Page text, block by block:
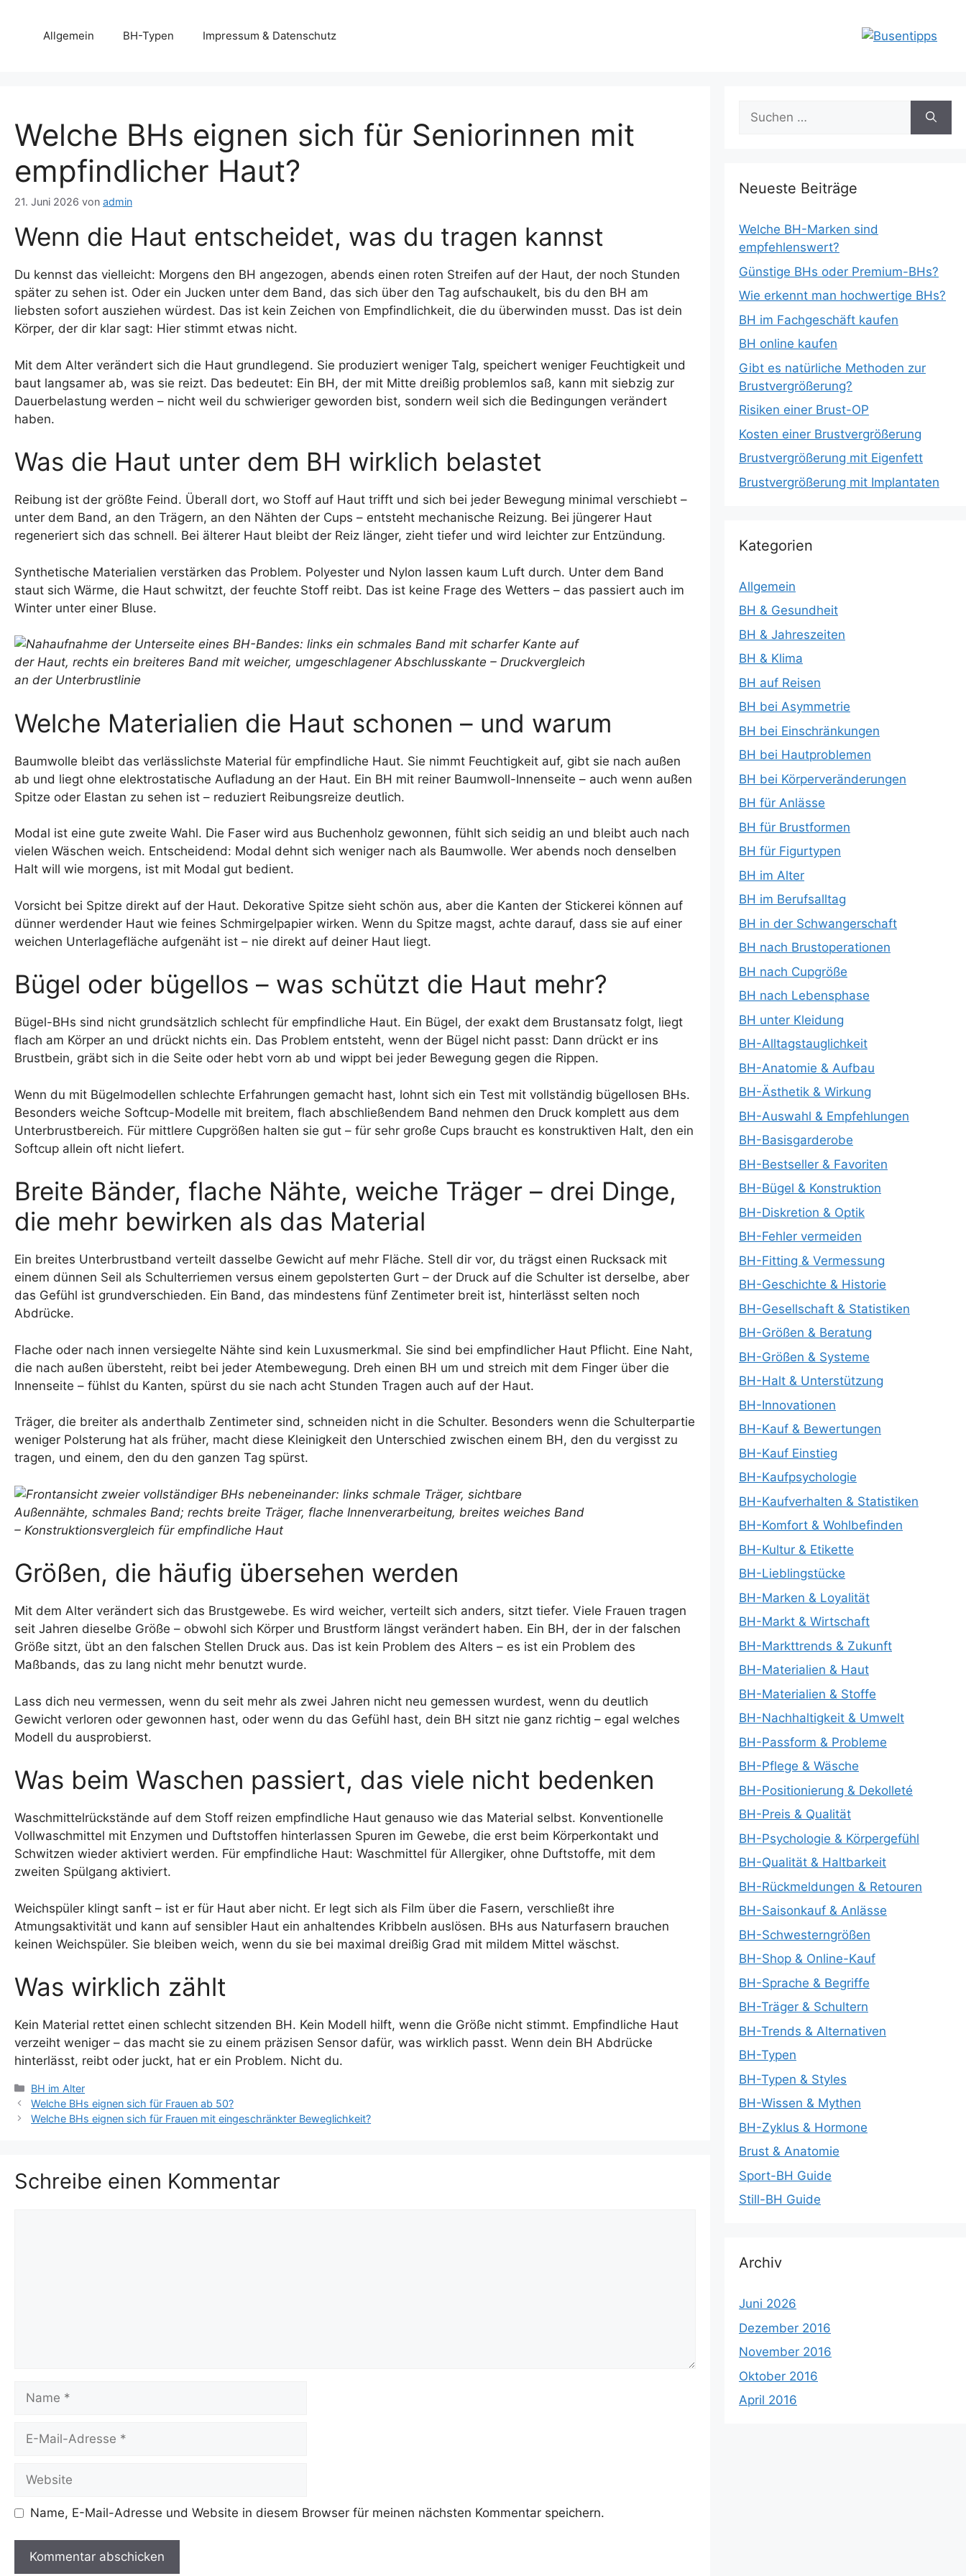
springen
Allgemein BH-Typen Impressum & Datenschutz
Welche BHs eignen sich für Seniorinnen mit
empfindlicher Haut?
21. Juni 2026 von admin
Wenn die Haut entscheidet, was du tragen kannst
Du kennst das vielleicht: Morgens den BH angezogen, abends einen roten Streifen auf der Haut, der noch Stunden
später zu sehen ist. Oder ein Jucken unter dem Band, das sich über den Tag aufschaukelt, bis du den BH am
liebsten sofort ausziehen würdest. Das ist kein Zeichen von Empfindlichkeit, die du überwinden musst. Das ist dein
Körper, der dir klar sagt: Hier stimmt etwas nicht.
Mit dem Alter verändert sich die Haut grundlegend. Sie produziert weniger Talg, speichert weniger Feuchtigkeit und
baut langsamer ab, was sie reizt. Das bedeutet: Ein BH, der mit Mitte dreißig problemlos saß, kann mit siebzig zur
Dauerbelastung werden – nicht weil du schwieriger geworden bist, sondern weil sich die Bedingungen verändert
haben.
Was die Haut unter dem BH wirklich belastet
Reibung ist der größte Feind. Überall dort, wo Stoff auf Haut trifft und sich bei jeder Bewegung minimal verschiebt –
unter dem Band, an den Trägern, an den Nähten der Cups – entsteht mechanische Reizung. Bei jüngerer Haut
regeneriert sich das schnell. Bei älterer Haut bleibt der Reiz länger, zieht tiefer und wird leichter zur Entzündung.
Synthetische Materialien verstärken das Problem. Polyester und Nylon lassen kaum Luft durch. Unter dem Band
staut sich Wärme, die Haut schwitzt, der feuchte Stoff reibt. Das ist keine Frage des Wetters – das passiert auch im
Winter unter einer Bluse.
Welche Materialien die Haut schonen – und warum
Baumwolle bleibt das verlässlichste Material für empfindliche Haut. Sie nimmt Feuchtigkeit auf, gibt sie nach außen
ab und liegt ohne elektrostatische Aufladung an der Haut. Ein BH mit reiner Baumwoll-Innenseite – auch wenn außen
Spitze oder Elastan zu sehen ist – reduziert Reibungsreize deutlich.
Modal ist eine gute zweite Wahl. Die Faser wird aus Buchenholz gewonnen, fühlt sich seidig an und bleibt auch nach
vielen Wäschen weich. Entscheidend: Modal dehnt sich weniger nach als Baumwolle. Wer abends noch denselben
Halt will wie morgens, ist mit Modal gut bedient.
Vorsicht bei Spitze direkt auf der Haut. Dekorative Spitze sieht schön aus, aber die Kanten der Stickerei können auf
dünner werdender Haut wie feines Schmirgelpapier wirken. Wenn du Spitze magst, achte darauf, dass sie auf einer
weichen Unterlagefläche aufgenäht ist – nie direkt auf deiner Haut liegt.
Bügel oder bügellos – was schützt die Haut mehr?
Bügel-BHs sind nicht grundsätzlich schlecht für empfindliche Haut. Ein Bügel, der exakt dem Brustansatz folgt, liegt
flach am Körper an und drückt nichts ein. Das Problem entsteht, wenn der Bügel nicht passt: Dann drückt er ins
Brustbein, gräbt sich in die Seite oder hebt vorn ab und wippt bei jeder Bewegung gegen die Rippen.
Wenn du mit Bügelmodellen schlechte Erfahrungen gemacht hast, lohnt sich ein Test mit vollständig bügellosen BHs.
Besonders weiche Softcup-Modelle mit breitem, flach abschließendem Band nehmen den Druck komplett aus dem
Unterbrustbereich. Für mittlere Cupgrößen halten sie gut – für sehr große Cups braucht es konstruktiven Halt, den ein
Softcup allein oft nicht liefert.
Breite Bänder, flache Nähte, weiche Träger – drei Dinge,
die mehr bewirken als das Material
Ein breites Unterbrustband verteilt dasselbe Gewicht auf mehr Fläche. Stell dir vor, du trägst einen Rucksack mit
einem dünnen Seil als Schulterriemen versus einem gepolsterten Gurt – der Druck auf die Schulter ist derselbe, aber
das Gefühl ist grundverschieden. Ein Band, das mindestens fünf Zentimeter breit ist, hinterlässt selten noch
Abdrücke.
Flache oder nach innen versiegelte Nähte sind kein Luxusmerkmal. Sie sind bei empfindlicher Haut Pflicht. Eine Naht,
die nach außen übersteht, reibt bei jeder Atembewegung. Dreh einen BH um und streich mit dem Finger über die
Innenseite – fühlst du Kanten, spürst du sie nach acht Stunden Tragen auch auf der Haut.
Träger, die breiter als anderthalb Zentimeter sind, schneiden nicht in die Schulter. Besonders wenn die Schulterpartie
weniger Polsterung hat als früher, macht diese Kleinigkeit den Unterschied zwischen einem BH, den du vergisst zu
tragen, und einem, den du den ganzen Tag spürst.
Größen, die häufig übersehen werden
Mit dem Alter verändert sich das Brustgewebe. Es wird weicher, verteilt sich anders, sitzt tiefer. Viele Frauen tragen
seit Jahren dieselbe Größe – obwohl sich Körper und Brustform längst verändert haben. Ein BH, der in der falschen
Größe sitzt, übt an den falschen Stellen Druck aus. Das ist kein Problem des Alters – es ist ein Problem des
Maßbands, das zu lang nicht mehr benutzt wurde.
Lass dich neu vermessen, wenn du seit mehr als zwei Jahren nicht neu gemessen wurdest, wenn du deutlich
Gewicht verloren oder gewonnen hast, oder wenn du das Gefühl hast, dein BH sitzt nie ganz richtig – egal welches
Modell du ausprobierst.
Was beim Waschen passiert, das viele nicht bedenken
Waschmittelrückstände auf dem Stoff reizen empfindliche Haut genauso wie das Material selbst. Konventionelle
Vollwaschmittel mit Enzymen und Duftstoffen hinterlassen Spuren im Gewebe, die erst beim Körperkontakt und
Schwitzen wieder aktiviert werden. Für empfindliche Haut: Waschmittel für Allergiker, ohne Duftstoffe, mit dem
zweiten Spülgang aktiviert.
Weichspüler klingt sanft – ist er für Haut aber nicht. Er legt sich als Film über die Fasern, verschließt ihre
Atmungsaktivität und kann auf sensibler Haut ein anhaltendes Kribbeln auslösen. BHs aus Naturfasern brauchen
keinen Weichspüler. Sie bleiben weich, wenn du sie bei maximal dreißig Grad mit mildem Mittel wäschst.
Was wirklich zählt
Kein Material rettet einen schlecht sitzenden BH. Kein Modell hilft, wenn die Größe nicht stimmt. Empfindliche Haut
verzeiht weniger – das macht sie zu einem präzisen Sensor dafür, was wirklich passt. Wenn dein BH Abdrücke
hinterlässt, reibt oder juckt, hat er ein Problem. Nicht du.
Kategorien
BH im Alter
Welche BHs eignen sich für Frauen ab 50?
Welche BHs eignen sich für Frauen mit eingeschränkter Beweglichkeit?
Schreibe einen Kommentar
Mail-
Name, E-Mail-Adresse und Website in diesem Browser für meinen nächsten Kommentar speichern.
Suchen
nach:
Neueste Beiträge
Welche BH-Marken sind
empfehlenswert?
Günstige BHs oder Premium-BHs?
Wie erkennt man hochwertige BHs?
BH im Fachgeschäft kaufen
BH online kaufen
Gibt es natürliche Methoden zur
Brustvergrößerung?
Risiken einer Brust-OP
Kosten einer Brustvergrößerung
Brustvergrößerung mit Eigenfett
Brustvergrößerung mit Implantaten
Kategorien
Allgemein
BH & Gesundheit
BH & Jahreszeiten
BH & Klima
BH auf Reisen
BH bei Asymmetrie
BH bei Einschränkungen
BH bei Hautproblemen
BH bei Körperveränderungen
BH für Anlässe
BH für Brustformen
BH für Figurtypen
BH im Alter
BH im Berufsalltag
BH in der Schwangerschaft
BH nach Brustoperationen
BH nach Cupgröße
BH nach Lebensphase
BH unter Kleidung
BH-Alltagstauglichkeit
BH-Anatomie & Aufbau
BH-Ästhetik & Wirkung
BH-Auswahl & Empfehlungen
BH-Basisgarderobe
BH-Bestseller & Favoriten
BH-Bügel & Konstruktion
BH-Diskretion & Optik
BH-Fehler vermeiden
BH-Fitting & Vermessung
BH-Geschichte & Historie
BH-Gesellschaft & Statistiken
BH-Größen & Beratung
BH-Größen & Systeme
BH-Halt & Unterstützung
BH-Innovationen
BH-Kauf & Bewertungen
BH-Kauf Einstieg
BH-Kaufpsychologie
BH-Kaufverhalten & Statistiken
BH-Komfort & Wohlbefinden
BH-Kultur & Etikette
BH-Lieblingstücke
BH-Marken & Loyalität
BH-Markt & Wirtschaft
BH-Markttrends & Zukunft
BH-Materialien & Haut
BH-Materialien & Stoffe
BH-Nachhaltigkeit & Umwelt
BH-Passform & Probleme
BH-Pflege & Wäsche
BH-Positionierung & Dekolleté
BH-Preis & Qualität
BH-Psychologie & Körpergefühl
BH-Qualität & Haltbarkeit
BH-Rückmeldungen & Retouren
BH-Saisonkauf & Anlässe
BH-Schwesterngrößen
BH-Shop & Online-Kauf
BH-Sprache & Begriffe
BH-Träger & Schultern
BH-Trends & Alternativen
BH-Typen
BH-Typen & Styles
BH-Wissen & Mythen
BH-Zyklus & Hormone
Brust & Anatomie
Sport-BH Guide
Still-BH Guide
Archiv
Juni 2026
Dezember 2016
November 2016
Oktober 2016
April 2016